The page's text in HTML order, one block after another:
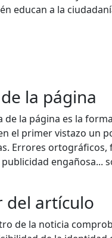
educan a la
la página
de la página es la
el primer vistazo un
Errores ortográficos,
engañosa...
artículo
de la noticia